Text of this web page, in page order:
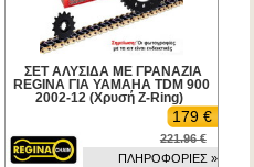
ΣΕΤ ΑΛΥΣΙΔΑ ΜΕ ΓΡΑΝΑΖΙΑ
REGINA ΓΙΑ YAMAHA TDM 900
2002-12 (Χρυσή Z-Ring)
179 €
221.96 €
ΠΛΗΡΟΦΟΡΙΕΣ »